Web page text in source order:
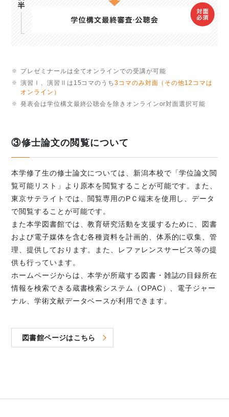
プレゼミナールは全てオンラインでの受講が可能
演習Ⅰ、演習Ⅱは15コマのうち3コマのみ対面（その他12コマは
オンライン）
発表会は学位構文最終公聴会を除きオンラインor対面選択可能
③修士論文の閲覧について
本学修了生の修士論文については、新潟本校で「学位論文閲
覧可能リスト」より原本を閲覧することが可能です。また、
東京サテライトでは、閲覧専用のPＣ端末を使用し、データ
で閲覧することが可能です。
また本学図書館では、教育研究活動を支援するために、図書
および電子媒体を含む各種資料を計画的、体系的に収集、管
理、提供しております。また、レファレンスサービス等の提
供も行っています。
ホームページからは、本学が所蔵する図書・雑誌の目録所在
情報を検索できる蔵書検索システム（OPAC）、電子ジャー
ナル、学術文献データベースが利用できます。
図書館ページはこちら